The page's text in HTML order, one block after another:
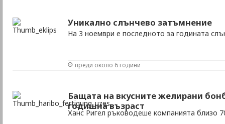
Уникално слънчево затъмнение
На 3 ноември е последното за годината
преди около 6 години
Бащата на вкусните желирани
годишна възраст
Ханс Ригел ръководеше компанията близо